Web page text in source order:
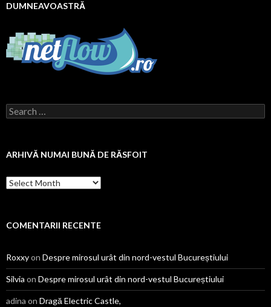
DUMNEAVOASTRĂ
Search
for:
ARHIVĂ NUMAI BUNĂ DE RĂSFOIT
Arhivă
numai
răsfoit
COMENTARII RECENTE
Roxxyon Despre mirosul urât din nord-vestul Bucureștiului
Silvia on Despre mirosul urât din nord-vestul Bucureștiului
adina on Dragă Electric Castle,